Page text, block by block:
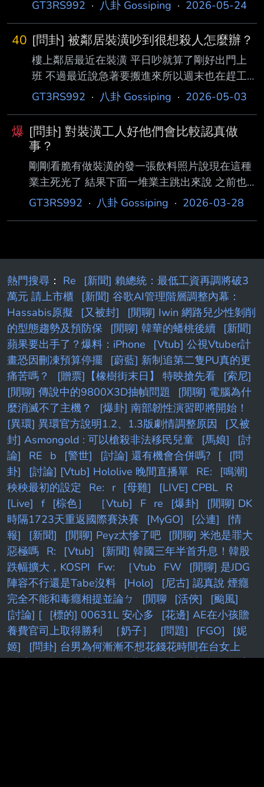
GT3RS992 · 八卦 Gossiping · 2026-05-24
40 [問卦] 被鄰居裝潢吵到很想殺人怎麼辦？
樓上鄰居最近在裝潢 平日吵就算了剛好出門上
班 不過最近說急著要搬進來所以週末也在趕工
常常都很想拿刀上去把工人們幹掉 但理智還是
GT3RS992 · 八卦 Gossiping · 2026-05-03
爆 [問卦] 對裝潢工人好他們會比較認真做
事？
剛剛看脆有做裝潢的發一張飲料照片說現在這種
業主死光了 結果下面一堆業主跳出來說 之前也
是有給飲料 廁所也都方便開放給工人使用 結果
好他們到底會不會比較認真做事？ -- 設計師也是
一堆做事隨便的咖 這些人拿比較多錢會有需要比
較認真的認知嗎@@
GT3RS992 · 八卦 Gossiping · 2026-03-28
熱門搜尋 ： Re
[新聞] 賴總統：最低工資再調將破3
萬元 請上市櫃
[新聞] 谷歌AI管理階層調整內幕：
Hassabis原擬
[又被封]
[閒聊] Iwin 網路兒少性剝削
的型態趨勢及預防保
[閒聊] 韓華的蟠桃後續
[新聞]
蘋果要出手了？爆料：iPhone
[Vtub] 公視Vtuber計
畫恐因刪凍預算停擺
[蔚藍] 新制追第二隻PU真的更
痛苦嗎？
[贈票]【橡樹街末日】 特映搶先看
[索尼]
[閒聊] 傳說中的9800X3D抽幀問題
[閒聊] 電腦為什
麼消滅不了主機？
[爆卦] 南部韌性演習即將開始！
[異環] 異環官方說明1.2、1.3版劇情調整原因
[又被
封] Asmongold : 可以槍殺非法移民兒童
[馬娘]
[討
論]
RE b [警世] [討論] 還有機會合併嗎? [
[問
卦]
[討論] [Vtub] Hololive 晚間直播單 RE:
[鳴潮]
秧秧最初的設定
Re: r [母雞] [LIVE] CPBL R
[Live]
f [棕色］ ［Vtub] F re [爆卦]
[閒聊] DK
時隔1723天重返國際賽決賽
[MyGO] [公連]
[情
報]
[新聞] [閒聊] Peyz太慘了吧
[閒聊] 米池是罪大
惡極嗎 R: [Vtub]
[新聞] 韓國三年半首升息！韓股
跌幅擴大，KOSPI
Fw: ［Vtub FW
[閒聊] 是JDG
陣容不行還是Tabe沒料
[Holo]
[尼古] 認真說 煙癮
完全不能和毒癮相提並論ㄅ
[閒聊 [活俠]
[颱風]
[討論] [
[標的] 00631L 安心多
[花邊] AE在小孩贍
養費官司上取得勝利
［奶子］ [問題] [FGO]
[妮
姬]
[問卦] 台男為何漸漸不想花錢花時間在台女上
[終末] [內鬼] [棕色] [無職] [異環] [請益] [鬼滅]